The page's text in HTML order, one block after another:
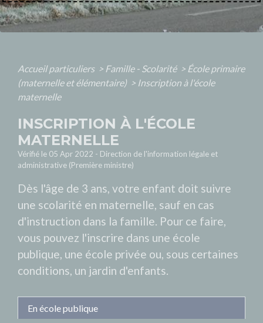
Accueil particuliers > Famille - Scolarité > École primaire
(maternelle et élémentaire) > Inscription à l'école
maternelle
INSCRIPTION À L'ÉCOLE
MATERNELLE
Vérifié le 05 Apr 2022 - Direction de l'information légale et
administrative (Première ministre)
Dès l'âge de 3 ans, votre enfant doit suivre
une scolarité en maternelle, sauf en cas
d'instruction dans la famille. Pour ce faire,
vous pouvez l'inscrire dans une école
publique, une école privée ou, sous certaines
conditions, un jardin d'enfants.
En école publique